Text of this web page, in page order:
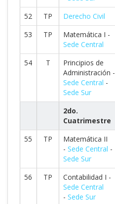
52 TP Derecho Civil
53
TP
Matemática I -
Sede Central
54 T
Principios de
Administración -
Sede Central -
Sede Sur
2do.
Cuatrimestre
55 TP
Matemática II
- Sede Central -
Sede Sur
56 TP
Contabilidad I -
Sede Central
- Sede Sur